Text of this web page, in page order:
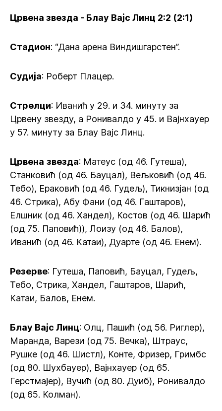
Црвена звезда - Блау Вајс Линц 2:2 (2:1)
Стадион: “Дана арена Виндишгарстен”.
Судија: Роберт Плацер.
Стрелци: Иванић у 29. и 34. минуту за
Црвену звезду, а Ронивалдо у 45. и Вајнхауер
у 57. минуту за Блау Вајс Линц.
Црвена звезда: Матеус (од 46. Гутеша),
Станковић (од 46. Бауцал), Вељковић (од 46.
Тебо), Ераковић (од 46. Гудељ), Тикнизјан (од
46. Стрика), Абу Фани (од 46. Гаштаров),
Елшник (од 46. Хандел), Костов (од 46. Шарић
(од 75. Паповић)), Лоизу (од 46. Балов),
Иванић (од 46. Катаи), Дуарте (од 46. Енем).
Резерве: Гутеша, Паповић, Бауцал, Гудељ,
Тебо, Стрика, Хандел, Гаштаров, Шарић,
Катаи, Балов, Енем.
Блау Вајс Линц: Олц, Пашић (од 56. Риглер),
Маранда, Варези (од 75. Вечка), Штраус,
Рушке (од 46. Шистл), Конте, Фризер, Гримбс
(од 80. Шухбауер), Вајнхауер (од 65.
Герстмајер), Вучић (од 80. Дуиб), Ронивалдо
(од 65. Колман).